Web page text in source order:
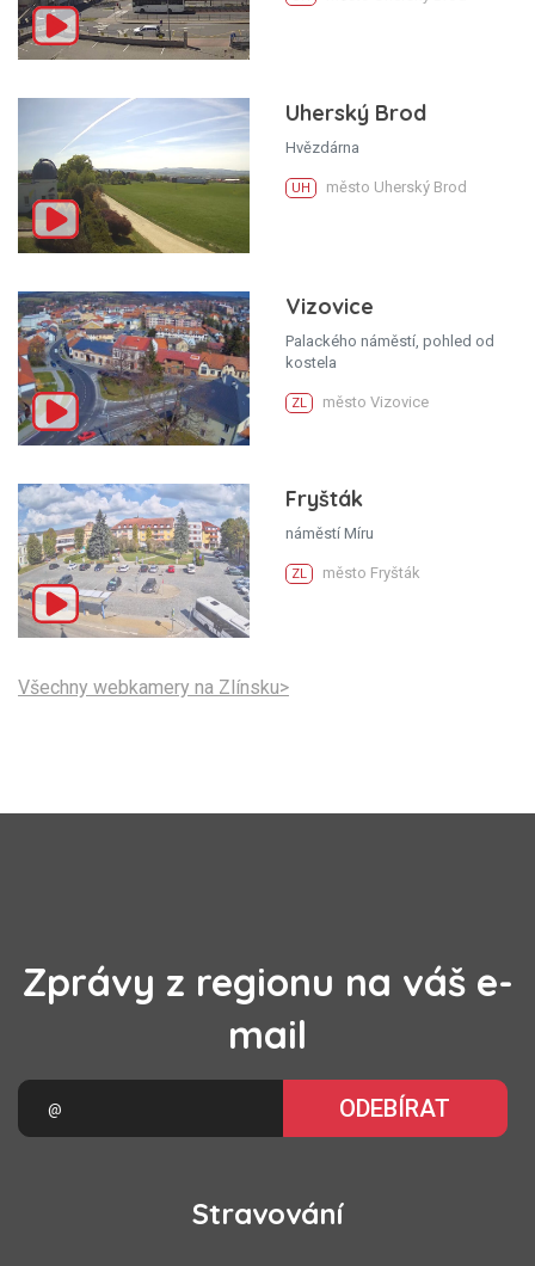
Uherský Brod
Hvězdárna
UH město Uherský Brod
Vizovice
Palackého náměstí, pohled od
kostela
ZL město Vizovice
Fryšták
náměstí Míru
ZL město Fryšták
Všechny webkamery na Zlínsku>
Zprávy z regionu na váš e-
mail
ODEBÍRAT
Stravování